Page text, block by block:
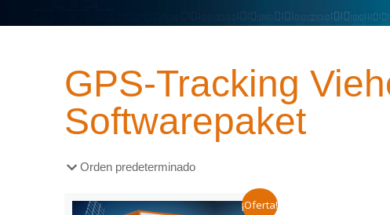
GPS-Tracking
Softwarepaket
¡Oferta!